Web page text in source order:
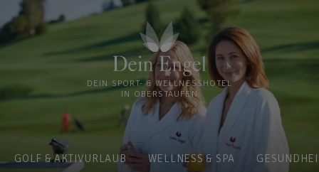
DEIN SPORT- & WELLNESSHOTEL
IN OBERSTAUFEN
GOLF & AKTIVURLAUB WELLNESS & SPA